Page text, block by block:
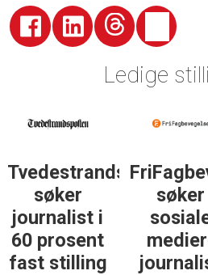
Ledige
Tvedestrandsposten
søker
journalist i
60 prosent
fast stilling
søker